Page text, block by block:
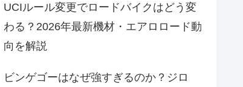
UCIルール変更でロードバイクはどう変
わる？2026年最新機材・エアロロード動
向を解説
ビンゲゴーはなぜ強すぎるのか？ジロ